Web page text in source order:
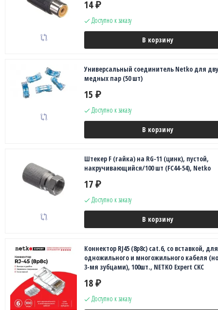
14 ₽
Доступно к заказу
В корзину
Универсальный соединитель Netko для
медных пар (50 шт)
15 ₽
Доступно к заказу
В корзину
Штекер F (гайка) на RG-11 (цинк), пустой,
накручивающийся/100 шт (FC44-54), Netko
17 ₽
Доступно к заказу
В корзину
Коннектор RJ45 (8p8c) cat.6, со вставкой, для
одножильного и многожильного кабеля
3-мя зубцами), 100шт., NETKO Expert CKC
18 ₽
Доступно к заказу